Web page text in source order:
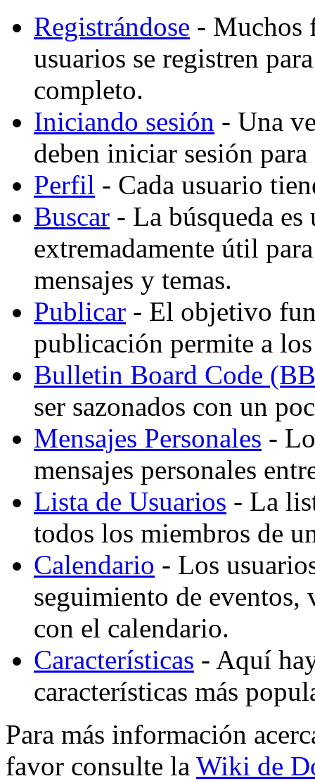
Registrándose - Muchos
usuarios se registren
completo.
Iniciando sesión - Una
deben iniciar sesión para
Perfil - Cada usuario
Buscar - La búsqueda es
extremadamente útil
mensajes y temas.
Publicar - El objetivo
publicación permite a
Bulletin Board Code
ser sazonados con un
Mensajes Personales -
mensajes personales
Lista de Usuarios - La
todos los miembros de
Calendario - Los
seguimiento de eventos,
con el calendario.
Características - Aquí
características más
Para más información
favor consulte la Wiki de